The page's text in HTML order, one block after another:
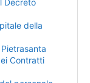
Decreto
della
Contratti